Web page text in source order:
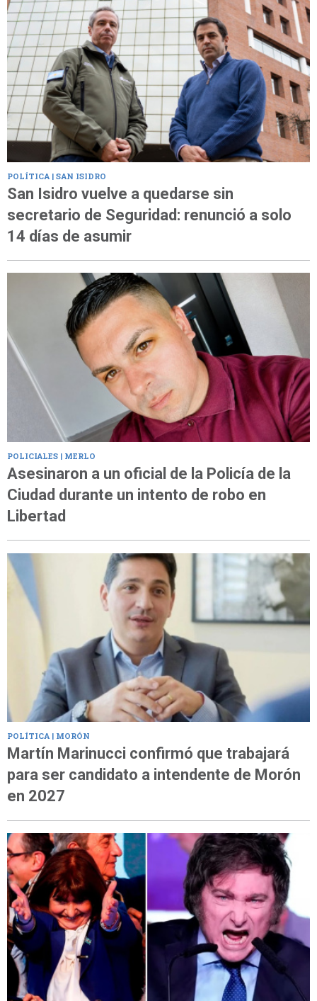
POLÍTICA | SAN ISIDRO
San Isidro vuelve a quedarse sin
secretario de Seguridad: renunció a solo
14 días de asumir
POLICIALES | MERLO
Asesinaron a un oficial de la Policía de la
Ciudad durante un intento de robo en
Libertad
POLÍTICA | MORÓN
Martín Marinucci confirmó que trabajará
para ser candidato a intendente de Morón
en 2027